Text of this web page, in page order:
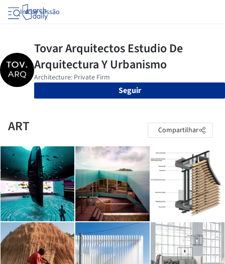
Iniciar sessão
Seguir
ART Compartilhar